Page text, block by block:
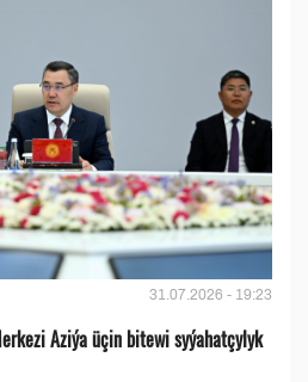
31.07.2026 - 19:23
Aziýa üçin bitewi syýahatçylyk